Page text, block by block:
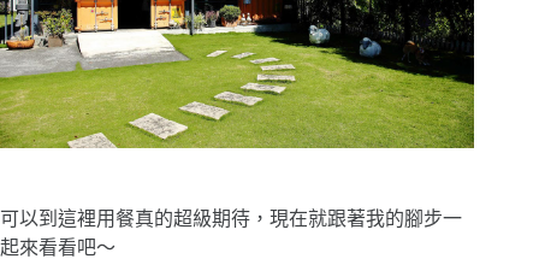
可以到這裡用餐真的超級期待，現在就跟著我的腳步一
起來看看吧〜